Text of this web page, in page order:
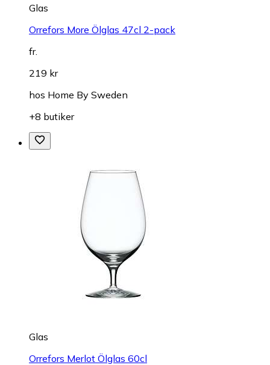
Glas
Orrefors More Ölglas 47cl 2-pack
fr.
219 kr
hos Home By Sweden
+8 butiker
Glas
Orrefors Merlot Ölglas 60cl